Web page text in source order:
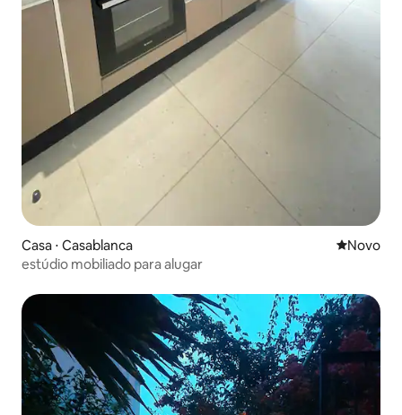
Casa ⋅ Casablanca Novo
Novo
estúdio mobiliado para alugar